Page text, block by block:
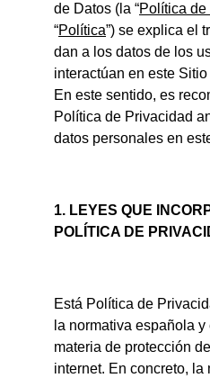
de Datos (la “Política
“Política”) se explica el
dan a los datos de los
interactúan en este Sitio
En este sentido, es
Política de Privacidad
datos personales en
1. LEYES QUE
POLÍTICA DE
Está Política de
la normativa española
materia de protección
internet. En concreto, la